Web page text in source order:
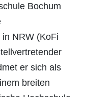
Bochum
NRW (KoFi
er sich als
breiten